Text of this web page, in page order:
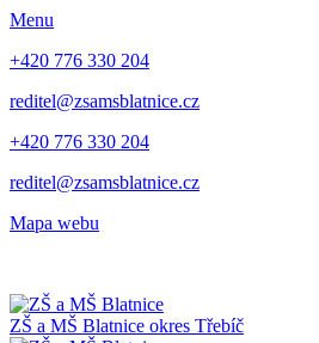
Menu
+420 776 330 204
reditel@zsamsblatnice.cz
+420 776 330 204
reditel@zsamsblatnice.cz
Mapa webu
ZŠ a MŠ Blatnice okres Třebíč